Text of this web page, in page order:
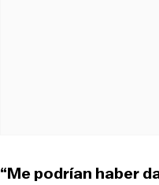
“Me podrían haber